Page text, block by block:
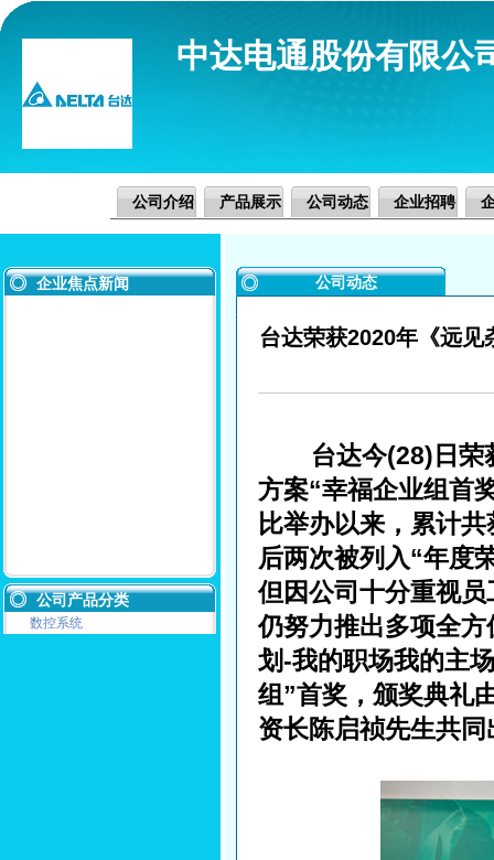
中达电通股份有限公
公司介绍 产品展示 公司动态 企业招聘
企业焦点新闻
公司产品分类
数控系统
公司动态
台达荣获2020年《远见
台达今(28)日荣获
方案“幸福企业组首
比举办以来，累计
后两次被列入“年度
但因公司十分重视
仍努力推出多项全
划-我的职场我的主
组”首奖，颁奖典礼
资长陈启祯先生共同